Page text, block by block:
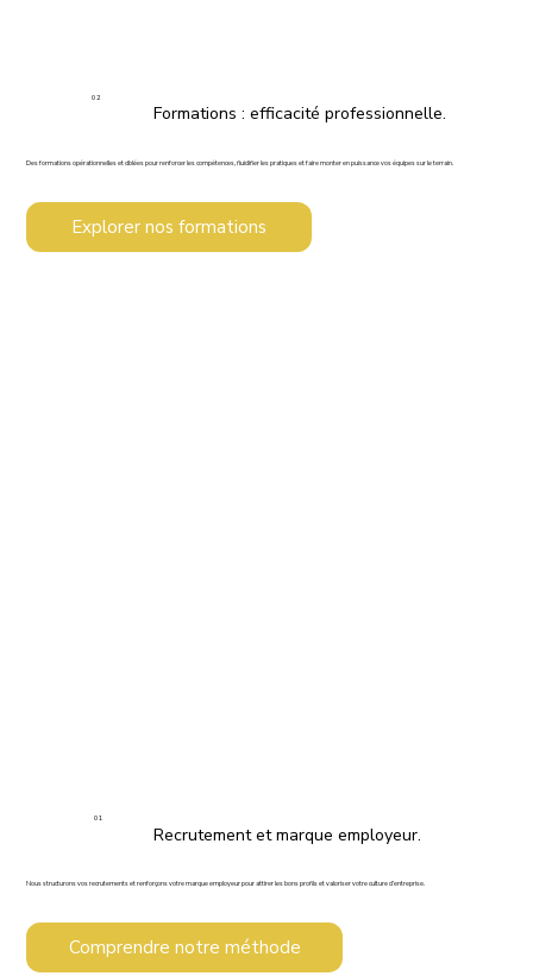
02
Formations : efficacité professionnelle.
Des formations opérationnelles et ciblées pour renforcer les compétences, fluidifier les pratiques et faire monter en puissance vos équipes sur le terrain.
Explorer nos formations
01
Recrutement et marque employeur.
Nous structurons vos recrutements et renforçons votre marque employeur pour attirer les bons profils et valoriser votre culture d’entreprise.
Comprendre notre méthode